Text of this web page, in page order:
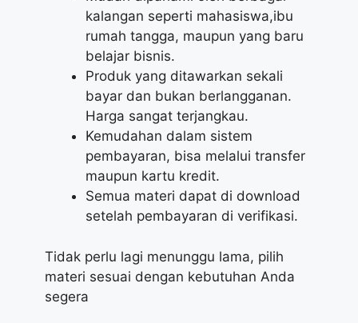
kalangan seperti mahasiswa,ibu
rumah tangga, maupun yang baru
belajar bisnis.
Produk yang ditawarkan sekali
bayar dan bukan berlangganan.
Harga sangat terjangkau.
Kemudahan dalam sistem
pembayaran, bisa melalui transfer
maupun kartu kredit.
Semua materi dapat di download
setelah pembayaran di verifikasi.
Tidak perlu lagi menunggu lama, pilih
materi sesuai dengan kebutuhan Anda
segera